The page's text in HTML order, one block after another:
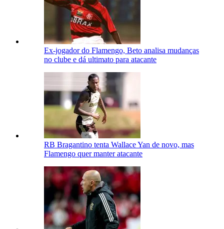
Ex-jogador do Flamengo, Beto analisa mudanças
no clube e dá ultimato para atacante
RB Bragantino tenta Wallace Yan de novo, mas
Flamengo quer manter atacante